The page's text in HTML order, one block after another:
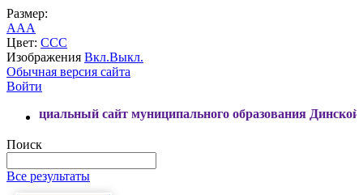
Размер:
AAA
Цвет: CCC
Изображения Вкл.Выкл.
Обычная версия сайта
Войти
сайт муниципального образования Динской район
Поиск
Все результаты